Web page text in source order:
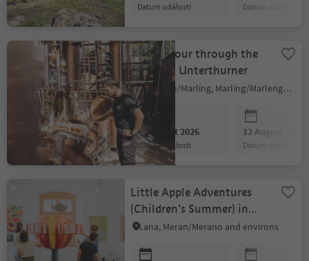
datum události datum události
Guided tour through the
distillery Unterthurner
Marlengo/Marling, Marling/Marlengo, Meran/Merano and environs
07 August 2026
datum události
12 August 2026
datum události
Little Apple Adventures
(Children's Summer) in
German
Lana, Meran/Merano and environs